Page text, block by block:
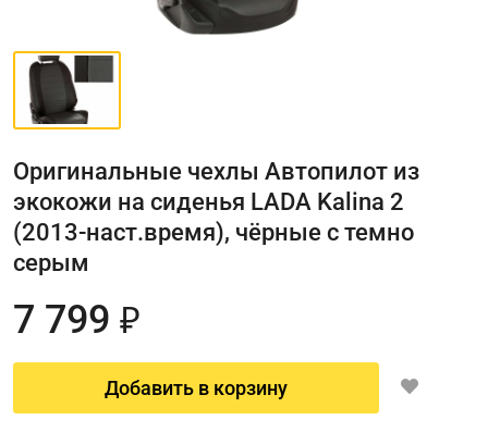
Оригинальные чехлы Автопилот из
экокожи на сиденья LADA Kalina 2
(2013-наст.время), чёрные с темно
серым
7 799 ₽
Добавить в корзину